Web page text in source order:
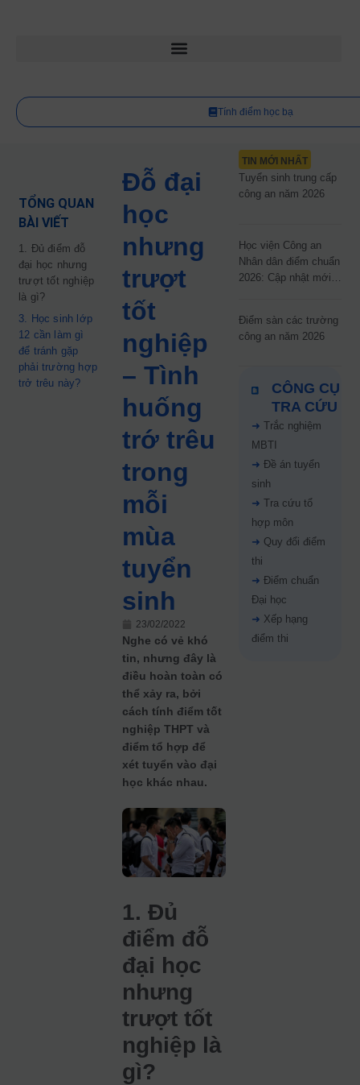
Tính điểm học bạ
TỔNG QUAN
BÀI VIẾT
1. Đủ điểm đỗ
đại học nhưng
trượt tốt nghiệp
là gì?
3. Học sinh lớp
12 cần làm gì
để tránh gặp
phải trường hợp
trở trêu này?
Đỗ đại
học
nhưng
trượt
tốt
nghiệp
– Tình
huống
trớ trêu
trong
mỗi
mùa
tuyển
sinh
23/02/2022
Nghe có vẻ khó
tin, nhưng đây là
điều hoàn toàn có
thể xảy ra, bởi
cách tính điểm tốt
nghiệp THPT và
điểm tổ hợp để
xét tuyển vào đại
học khác nhau.
1. Đủ
điểm đỗ
đại học
nhưng
trượt tốt
nghiệp là
gì?
TIN MỚI NHẤT
Tuyển sinh trung cấp
công an năm 2026
Học viện Công an
Nhân dân điểm chuẩn
2026: Cập nhật mới
Điểm sàn các trường
công an năm 2026
CÔNG CỤ
TRA CỨU
➜ Trắc nghiệm
MBTI
➜ Đề án tuyển
sinh
➜ Tra cứu tổ
hợp môn
➜ Quy đổi điểm
thi
➜ Điểm chuẩn
Đại học
➜ Xếp hạng
điểm thi